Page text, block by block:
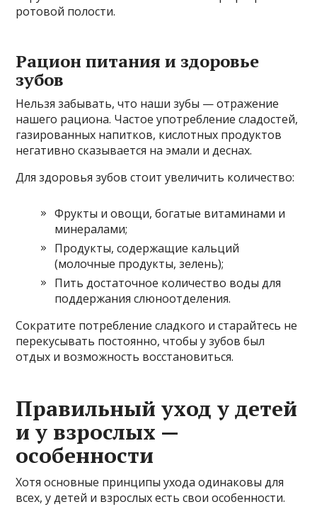
ротовой полости.
Рацион питания и здоровье
зубов
Нельзя забывать, что наши зубы — отражение
нашего рациона. Частое употребление сладостей,
газированных напитков, кислотных продуктов
негативно сказывается на эмали и деснах.
Для здоровья зубов стоит увеличить количество:
Фрукты и овощи, богатые витаминами и
минералами;
Продукты, содержащие кальций
(молочные продукты, зелень);
Пить достаточное количество воды для
поддержания слюноотделения.
Сократите потребление сладкого и старайтесь не
перекусывать постоянно, чтобы у зубов был
отдых и возможность восстановиться.
Правильный уход у детей
и у взрослых —
особенности
Хотя основные принципы ухода одинаковы для
всех, у детей и взрослых есть свои особенности.